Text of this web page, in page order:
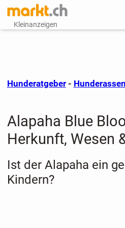
Kleinanzeigen
Hunderatgeber- Hunderassen
Alapaha Blue
Herkunft, Wesen
Ist der Alapaha ein
Kindern?